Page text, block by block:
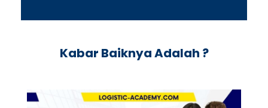
Kabar Baiknya Adalah ?